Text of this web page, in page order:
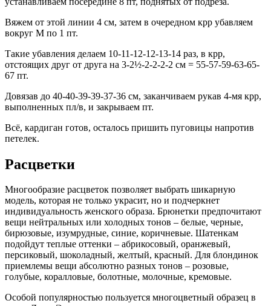
Вяжем от этой линии 4 см, затем в очередном крр убавляем
вокруг М по 1 пт.
Такие убавления делаем 10-11-12-12-13-14 раз, в крр,
отстоящих друг от друга на 3-2½-2-2-2-2 см = 55-57-59-63-65-
67 пт.
Довязав до 40-40-39-39-37-36 см, заканчиваем рукав 4-мя крр,
выполненных пл/в, и закрываем пт.
Всё, кардиган готов, осталось пришить пуговицы напротив
петелек.
Расцветки
Многообразие расцветок позволяет выбрать шикарную
модель, которая не только украсит, но и подчеркнет
индивидуальность женского образа. Брюнетки предпочитают
вещи нейтральных или холодных тонов – белые, черные,
бирюзовые, изумрудные, синие, коричневые. Шатенкам
подойдут теплые оттенки – абрикосовый, оранжевый,
персиковый, шоколадный, желтый, красный. Для блондинок
приемлемы вещи абсолютно разных тонов – розовые,
голубые, коралловые, болотные, молочные, кремовые.
Особой популярностью пользуется многоцветный образец в